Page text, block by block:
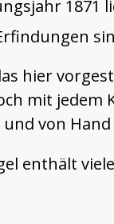
1871
hier
mit jedem
von
enthält